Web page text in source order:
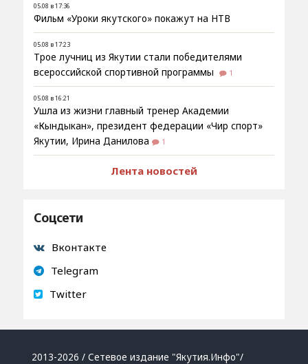
05.08 в 17:36
Фильм «Уроки якутского» покажут на НТВ
05.08 в 17:23
Трое лучниц из Якутии стали победителями
всероссийской спортивной программы
1
05.08 в 16:21
Ушла из жизни главный тренер Академии
«Кындыкан», президент федерации «Чир спорт»
Якутии, Ирина Данилова
1
Лента новостей
Соцсети
Вконтакте
Telegram
Twitter
2013-2026 / Сетевое издание "Якутия.Инфо"/